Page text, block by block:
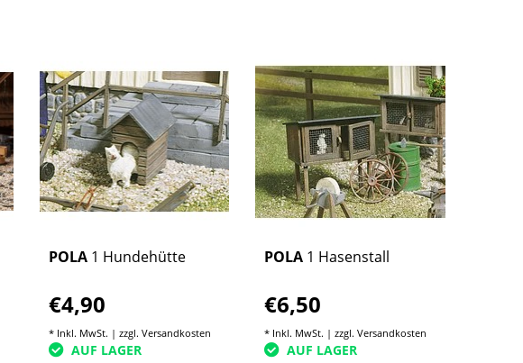
POLA 1 Hundehütte
€4,90
* Inkl. MwSt. | zzgl. Versandkosten
AUF LAGER
POLA 1 Hasenstall
€6,50
* Inkl. MwSt. | zzgl.Versandkosten
AUF LAGER